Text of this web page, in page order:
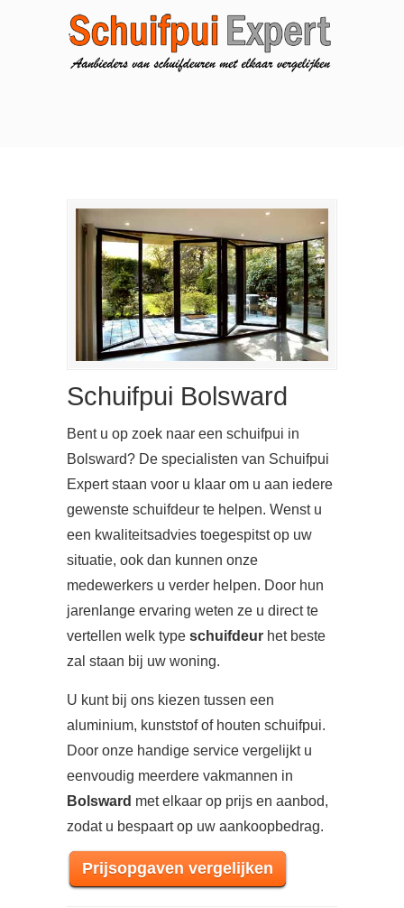
Schuifpui Bolsward
Bent u op zoek naar een schuifpui in
Bolsward? De specialisten van Schuifpui
Expert staan voor u klaar om u aan iedere
gewenste schuifdeur te helpen. Wenst u
een kwaliteitsadvies toegespitst op uw
situatie, ook dan kunnen onze
medewerkers u verder helpen. Door hun
jarenlange ervaring weten ze u direct te
vertellen welk type schuifdeur het beste
zal staan bij uw woning.
U kunt bij ons kiezen tussen een
aluminium, kunststof of houten schuifpui.
Door onze handige service vergelijkt u
eenvoudig meerdere vakmannen in
Bolsward met elkaar op prijs en aanbod,
zodat u bespaart op uw aankoopbedrag.
Prijsopgaven vergelijken